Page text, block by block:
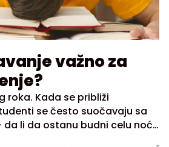
važno za
roka. Kada se približi
se često suočavaju sa
li da ostanu budni celu noć i
preko potrebni odmor.